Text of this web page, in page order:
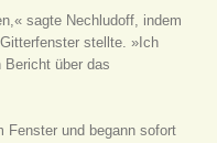
sagte Nechludoff, indem
stellte. »Ich
Bericht über das
Fenster und begann sofort